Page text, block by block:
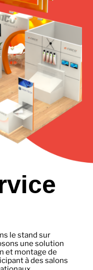
le stand sur
une solution
et montage de
à des salons